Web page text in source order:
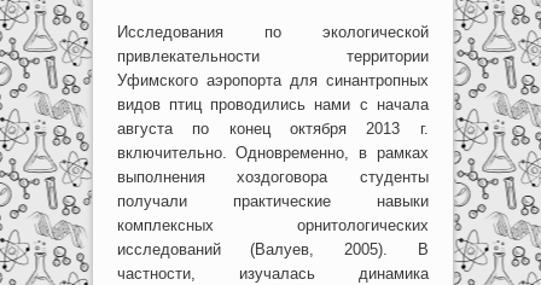
Исследования по экологической
привлекательности территории
Уфимского аэропорта для синантропных
видов птиц проводились нами с начала
августа по конец октября 2013 г.
включительно. Одновременно, в рамках
выполнения хоздоговора студенты
получали практические навыки
комплексных орнитологических
исследований (Валуев, 2005). В
частности, изучалась динамика